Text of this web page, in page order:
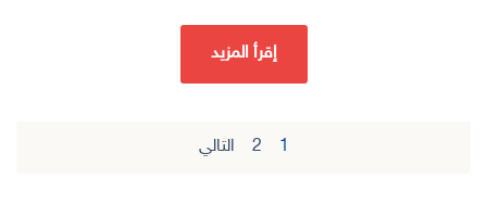
إقرأ المزيد
1
2 التالي